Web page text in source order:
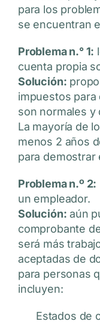
para los
se encuentran
Problema n.° 1:
cuenta propia
Solución:
impuestos
son normales y
La mayoría de
menos 2 años
para demostrar
Problema n.º 2:
un empleador.
Solución: aún
comprobante
será más
aceptadas de
para personas
incluyen:
Estados de